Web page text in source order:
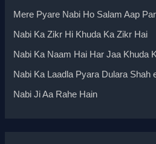
Mere Pyare Nabi Ho Salam Aap Par
Nabi Ka Zikr Hi Khuda Ka Zikr Hai
Nabi Ka Naam Hai Har Jaa Khuda
Nabi Ka Laadla Pyara Dulara Shah
Nabi Ji Aa Rahe Hain